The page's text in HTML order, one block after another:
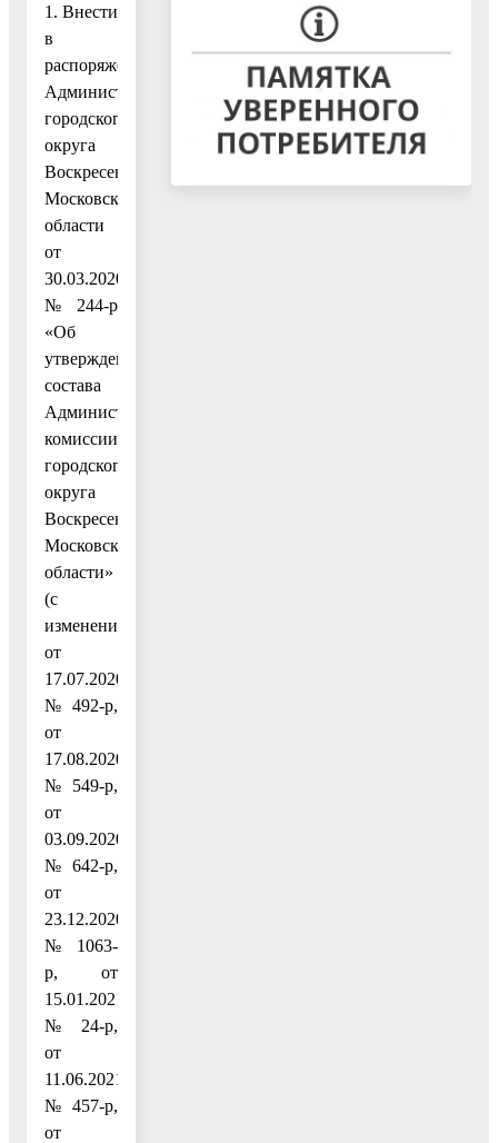
1. Внести
в
распоряжение
Администрации
городского
округа
Воскресенск
Московской
области
от
30.03.2020
№ 244-р
«Об
утверждении
состава
Административной
комиссии
городского
округа
Воскресенск
Московской
области»
(с
изменениями
от
17.07.2020
№ 492-р,
от
17.08.2020
№ 549-р,
от
03.09.2020
№ 642-р,
от
23.12.2020
№ 1063-
р, от
15.01.2021
№ 24-р,
от
11.06.2021
№ 457-р,
от